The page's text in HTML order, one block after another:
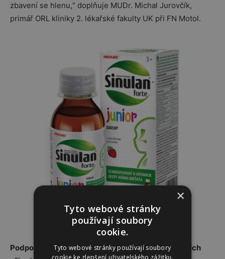
zbavení se hlenu,“ doplňuje MUDr. Michal Jurovčík,
primář ORL kliniky 2. lékařské fakulty UK při FN Motol.
Sirup Sinulan Forte Junior.
Podpořte dýchací cesty i imunitu vašich nejmilejších
×
Tyto webové stránky
používají soubory
cookie.
Tyto webové stránky používají soubory
cookie ke zlepšení uživatelského zážitku.